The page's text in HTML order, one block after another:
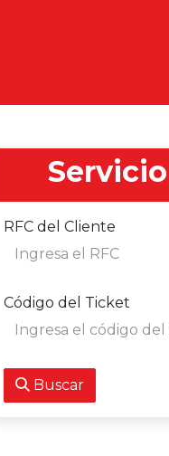
RFC del Cliente
Código del Ticket
Buscar